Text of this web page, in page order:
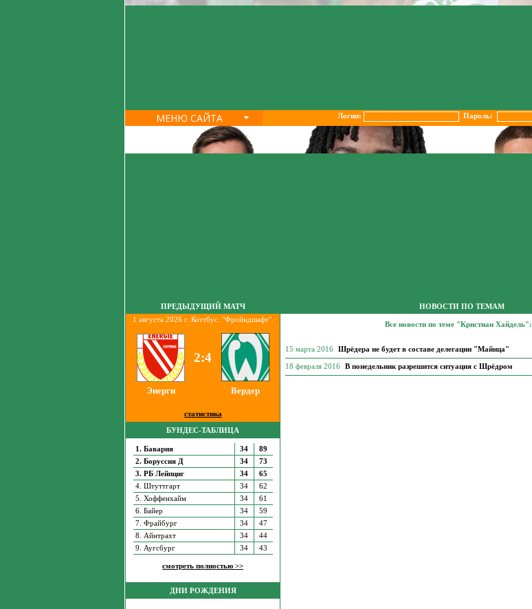
МЕНЮ САЙТА Логин: Пароль:
ПРЕДЫДУЩИЙ МАТЧ
1 августа 2026 г. Коттбус. "Фройндшафт".
2:4
Энерги Вердер
статистика
БУНДЕС-ТАБЛИЦА
1. Бавария 34
89
2. Боруссия Д
34
73
3. РБ Лейпциг
34
65
4. Штуттгарт
34
62
5. Хоффенхайм
34
61
6. Байер
34
59
7. Фрайбург
34
47
8. Айнтрахт
34
44
9. Аугсбург
34 43
смотреть полностью >>
ДНИ РОЖДЕНИЯ
НОВОСТИ ПО ТЕМАМ
Все новости по теме "Кристиан Хайдель":
15 марта 2016 Шрёдера не будет в составе делегации "Майнца"
18 февраля 2016 В понедельник разрешится ситуация с Шрёдром